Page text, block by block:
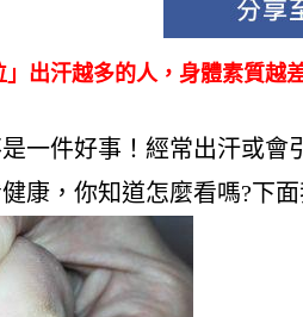
出汗越多的人，身體素質越
一件好事！經常出汗或
康，你知道怎麼看嗎?下